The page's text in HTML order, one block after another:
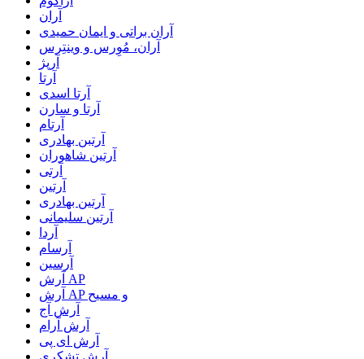
آران
آران براتی و ایمان حمیدی
آران، مُوِرس و وینتِرس
آرپژ
آرتا
آرتا اسدی
آرتا و سارن
آرتام
آرتبن بهادری
آرتين شاهوران
آرتی
آرتین
آرتین بهادری
آرتین سلیمانی
آردا
آرسام
آرسین
آرش AP
آرش AP و مسیح
آرش آج
آرش آرام
آرش ای پی
آرش تشکری